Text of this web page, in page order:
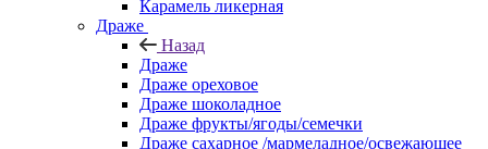
Карамель ликерная
Драже
Назад
Драже
Драже ореховое
Драже шоколадное
Драже фрукты/ягоды/семечки
Драже сахарное /мармеладное/освежающее